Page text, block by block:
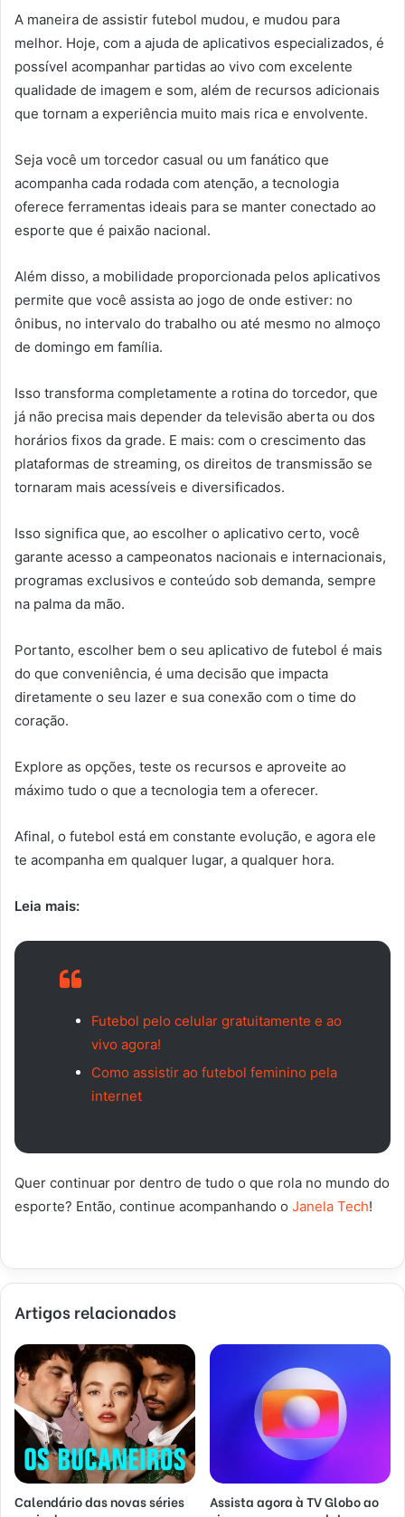
A maneira de assistir futebol mudou, e mudou para
melhor. Hoje, com a ajuda de aplicativos especializados, é
possível acompanhar partidas ao vivo com excelente
qualidade de imagem e som, além de recursos adicionais
que tornam a experiência muito mais rica e envolvente.
Seja você um torcedor casual ou um fanático que
acompanha cada rodada com atenção, a tecnologia
oferece ferramentas ideais para se manter conectado ao
esporte que é paixão nacional.
Além disso, a mobilidade proporcionada pelos aplicativos
permite que você assista ao jogo de onde estiver: no
ônibus, no intervalo do trabalho ou até mesmo no almoço
de domingo em família.
Isso transforma completamente a rotina do torcedor, que
já não precisa mais depender da televisão aberta ou dos
horários fixos da grade. E mais: com o crescimento das
plataformas de streaming, os direitos de transmissão se
tornaram mais acessíveis e diversificados.
Isso significa que, ao escolher o aplicativo certo, você
garante acesso a campeonatos nacionais e internacionais,
programas exclusivos e conteúdo sob demanda, sempre
na palma da mão.
Portanto, escolher bem o seu aplicativo de futebol é mais
do que conveniência, é uma decisão que impacta
diretamente o seu lazer e sua conexão com o time do
coração.
Explore as opções, teste os recursos e aproveite ao
máximo tudo o que a tecnologia tem a oferecer.
Afinal, o futebol está em constante evolução, e agora ele
te acompanha em qualquer lugar, a qualquer hora.
Leia mais:
Futebol pelo celular gratuitamente e ao
vivo agora!
Como assistir ao futebol feminino pela
internet
Quer continuar por dentro de tudo o que rola no mundo do
esporte? Então, continue acompanhando o Janela Tech!
Artigos relacionados
Calendário das novas séries
Assista agora à TV Globo ao